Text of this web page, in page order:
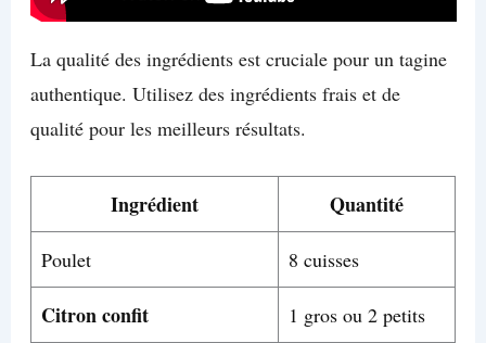
La qualité des ingrédients est cruciale pour un tagine
authentique. Utilisez des ingrédients frais et de
qualité pour les meilleurs résultats.
Ingrédient Quantité
Poulet 8 cuisses
Citron confit 1 gros ou 2 petits